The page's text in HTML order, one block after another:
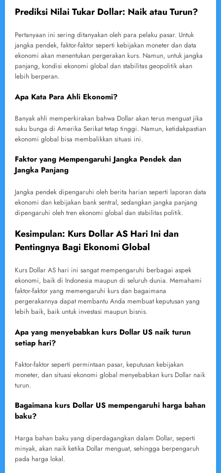
Prediksi Nilai Tukar Dollar: Naik atau Turun?
Pertanyaan ini sering ditanyakan oleh para pelaku pasar. Untuk
jangka pendek, faktor-faktor seperti kebijakan moneter dan data
ekonomi akan menentukan pergerakan kurs. Namun, untuk jangka
panjang, kondisi ekonomi global dan stabilitas geopolitik akan
lebih berperan.
Apa Kata Para Ahli Ekonomi?
Banyak ahli memperkirakan bahwa Dollar akan terus menguat jika
suku bunga di Amerika Serikat tetap tinggi. Namun, ketidakpastian
ekonomi global bisa membalikkan situasi ini.
Faktor yang Mempengaruhi Jangka Pendek dan
Jangka Panjang
Jangka pendek dipengaruhi oleh berita harian seperti laporan data
ekonomi dan kebijakan bank sentral, sedangkan jangka panjang
dipengaruhi oleh tren ekonomi global dan stabilitas politik.
Kesimpulan: Kurs Dollar AS Hari Ini dan
Pentingnya Bagi Ekonomi Global
Kurs Dollar AS hari ini sangat mempengaruhi berbagai aspek
ekonomi, baik di Indonesia maupun di seluruh dunia. Memahami
faktor-faktor yang memengaruhi kurs dan bagaimana
pergerakannya dapat membantu Anda membuat keputusan yang
lebih baik, baik untuk investasi maupun bisnis.
Apa yang menyebabkan kurs Dollar US naik turun
setiap hari?
Faktor-faktor seperti permintaan pasar, keputusan kebijakan
moneter, dan situasi ekonomi global menyebabkan kurs Dollar naik
turun.
Bagaimana kurs Dollar US mempengaruhi harga bahan
baku?
Harga bahan baku yang diperdagangkan dalam Dollar, seperti
minyak, akan naik ketika Dollar menguat, sehingga berpengaruh
pada harga lokal.